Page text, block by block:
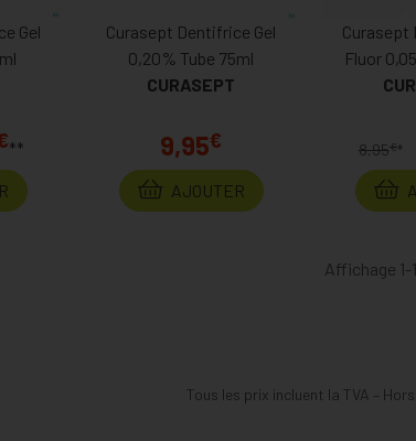
Gel
**
Curasept Dentifrice Gel
0,20% Tube 75ml
CURASEPT
9,95€
AJOUTER
Curasept
Fluor
8,95€ *
Affichage 1-
Tous les prix incluent la TVA –